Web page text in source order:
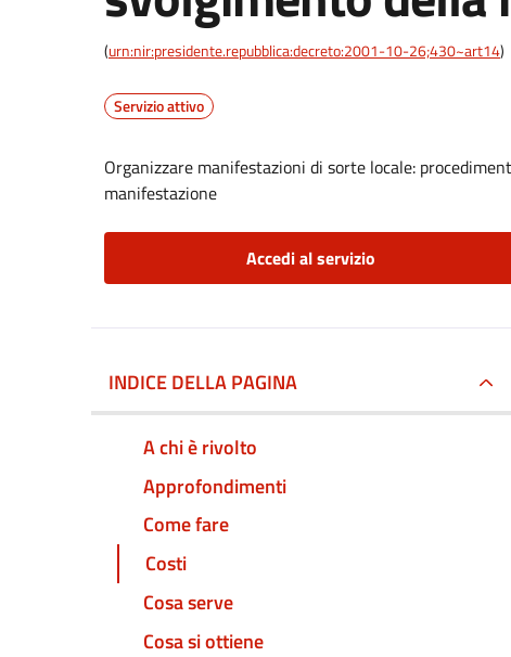
(urn:nir:presidente.repubblica:decreto:2001-10-26;430~art14)
Servizio attivo
Organizzare manifestazioni di sorte locale:
manifestazione
Accedi al servizio
INDICE DELLA PAGINA
A chi è rivolto
Approfondimenti
Come fare
Costi
Cosa serve
Cosa si ottiene